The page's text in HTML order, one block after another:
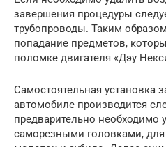
завершения процедуры
трубопроводы. Таким
попадание предметов,
поломке двигателя «Дэу
Самостоятельная установка
автомобиле производится
предварительно необходимо
саморезными головками, для